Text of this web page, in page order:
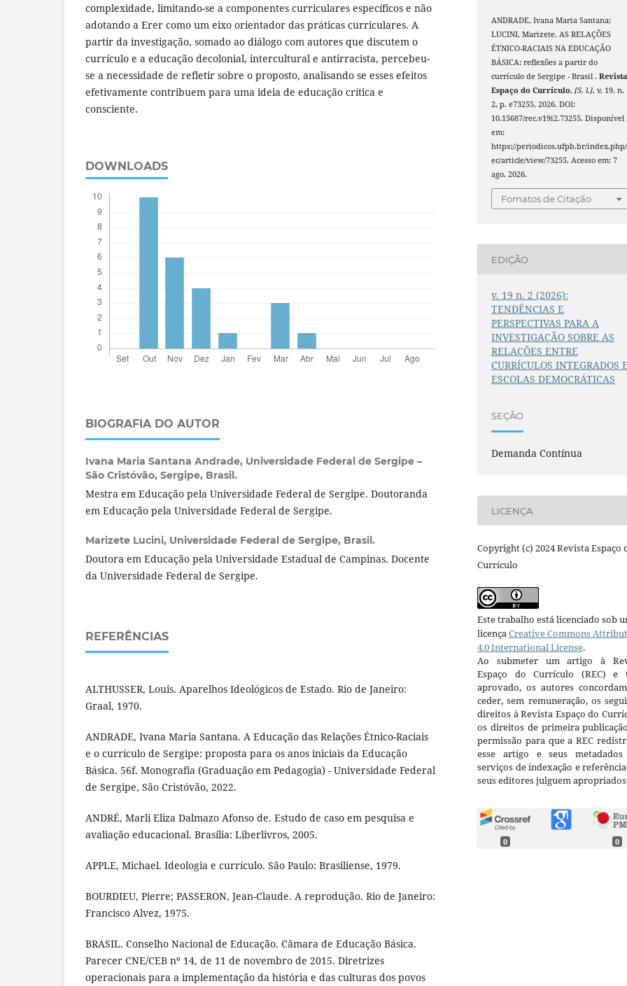
complexidade, limitando-se a componentes curriculares específicos e não
adotando a Erer como um eixo orientador das práticas curriculares. A
partir da investigação, somado ao diálogo com autores que discutem o
currículo e a educação decolonial, intercultural e antirracista, percebeu-
se a necessidade de refletir sobre o proposto, analisando se esses efeitos
efetivamente contribuem para uma ideia de educação crítica e
consciente.
DOWNLOADS
BIOGRAFIA DO AUTOR
Ivana Maria Santana Andrade, Universidade Federal de Sergipe –
São Cristóvão, Sergipe, Brasil.
Mestra em Educação pela Universidade Federal de Sergipe. Doutoranda
em Educação pela Universidade Federal de Sergipe.
Marizete Lucini, Universidade Federal de Sergipe, Brasil.
Doutora em Educação pela Universidade Estadual de Campinas. Docente
da Universidade Federal de Sergipe.
REFERÊNCIAS
ALTHUSSER, Louis. Aparelhos Ideológicos de Estado. Rio de Janeiro:
Graal, 1970.
ANDRADE, Ivana Maria Santana. A Educação das Relações Étnico-Raciais
e o currículo de Sergipe: proposta para os anos iniciais da Educação
Básica. 56f. Monografia (Graduação em Pedagogia) - Universidade Federal
de Sergipe, São Cristóvão, 2022.
ANDRÉ, Marli Eliza Dalmazo Afonso de. Estudo de caso em pesquisa e
avaliação educacional. Brasília: Liberlivros, 2005.
APPLE, Michael. Ideologia e currículo. São Paulo: Brasiliense, 1979.
BOURDIEU, Pierre; PASSERON, Jean-Claude. A reprodução. Rio de Janeiro:
Francisco Alvez, 1975.
BRASIL. Conselho Nacional de Educação. Câmara de Educação Básica.
Parecer CNE/CEB nº 14, de 11 de novembro de 2015. Diretrizes
operacionais para a implementação da história e das culturas dos povos
ANDRADE, Ivana Maria Santana;
LUCINI, Marizete. AS RELAÇÕES
ÉTNICO-RACIAIS NA EDUCAÇÃO
BÁSICA: reflexões a partir do
currículo de Sergipe - Brasil .Revista
Espaço do Currículo,[S. l.], v. 19, n.
2, p. e73255, 2026. DOI:
10.15687/rec.v19i2.73255. Disponível
em:
https://periodicos.ufpb.br/
ec/article/view/73255. Acesso em: 7
ago. 2026.
Fomatos de Citação
EDIÇÃO
v. 19 n. 2 (2026):
TENDÊNCIAS E
PERSPECTIVAS PARA A
INVESTIGAÇÃO SOBRE AS
RELAÇÕES ENTRE
CURRÍCULOS INTEGRADOS E
ESCOLAS DEMOCRÁTICAS
SEÇÃO
Demanda Contínua
LICENÇA
Copyright (c) 2024 Revista Espaço
Currículo
Este trabalho está licenciado sob
licençaCreative Commons
4.0 International License.
Ao submeter um artigo à
Espaço do Currículo (REC) e
aprovado, os autores
ceder, sem remuneração, os
direitos à Revista Espaço do
os direitos de primeira
permissão para que a REC
esse artigo e seus metadados
serviços de indexação e
seus editores julguem
0 0